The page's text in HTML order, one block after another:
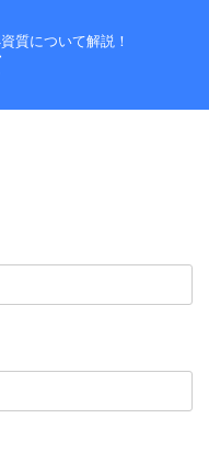
質について解説！